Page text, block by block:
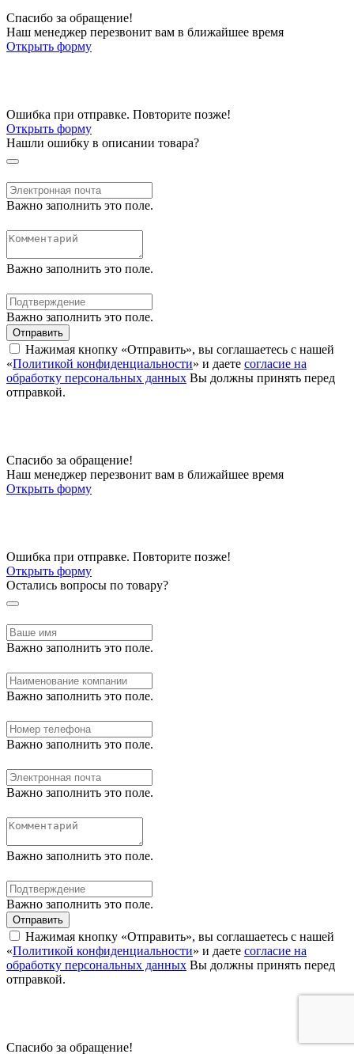
Спасибо за обращение!
Наш менеджер перезвонит вам в ближайшее время
Открыть форму
Ошибка при отправке. Повторите позже!
Открыть форму
Нашли ошибку в описании товара?
Важно заполнить это поле.
Важно заполнить это поле.
Важно заполнить это поле.
Отправить
Нажимая кнопку «Отправить», вы соглашаетесь с нашей
«Политикой конфиденциальности» и даете согласие на
обработку персональных данных Вы должны принять перед
отправкой.
Спасибо за обращение!
Наш менеджер перезвонит вам в ближайшее время
Открыть форму
Ошибка при отправке. Повторите позже!
Открыть форму
Остались вопросы по товару?
Важно заполнить это поле.
Важно заполнить это поле.
Важно заполнить это поле.
Важно заполнить это поле.
Важно заполнить это поле.
Важно заполнить это поле.
Отправить
Нажимая кнопку «Отправить», вы соглашаетесь с нашей
«Политикой конфиденциальности» и даете согласие на
обработку персональных данных Вы должны принять перед
отправкой.
Спасибо за обращение!